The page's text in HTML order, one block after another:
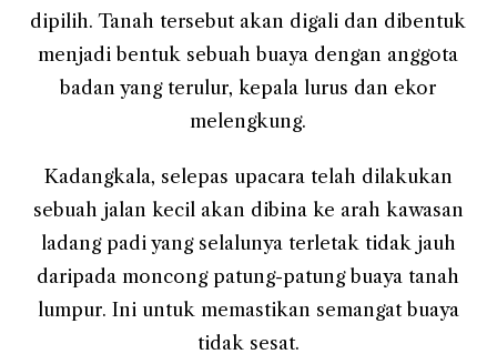
dipilih. Tanah tersebut akan digali dan dibentuk
menjadi bentuk sebuah buaya dengan anggota
badan yang terulur, kepala lurus dan ekor
melengkung.
Kadangkala, selepas upacara telah dilakukan
sebuah jalan kecil akan dibina ke arah kawasan
ladang padi yang selalunya terletak tidak jauh
daripada moncong patung-patung buaya tanah
lumpur. Ini untuk memastikan semangat buaya
tidak sesat.